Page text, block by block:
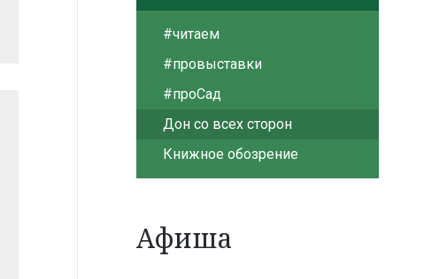
#читаем
#провыставки
#проСад
Дон со всех сторон
Книжное обозрение
Афиша